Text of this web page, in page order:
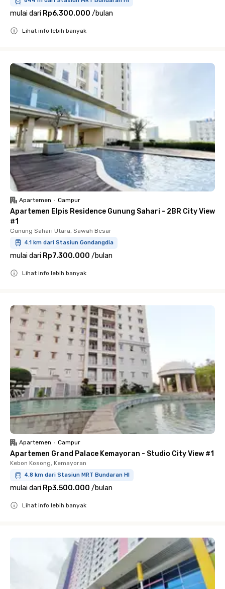
mulai dari Rp6.300.000 /bulan
Lihat info lebih banyak
Apartemen • Campur
Apartemen Elpis Residence Gunung Sahari - 2BR City View
#1
Gunung Sahari Utara, Sawah Besar
4.1 km dari Stasiun Gondangdia
mulai dari Rp7.300.000 /bulan
Lihat info lebih banyak
Apartemen • Campur
Apartemen Grand Palace Kemayoran - Studio City View #1
Kebon Kosong, Kemayoran
4.8 km dari Stasiun MRT Bundaran HI
mulai dari Rp3.500.000 /bulan
Lihat info lebih banyak